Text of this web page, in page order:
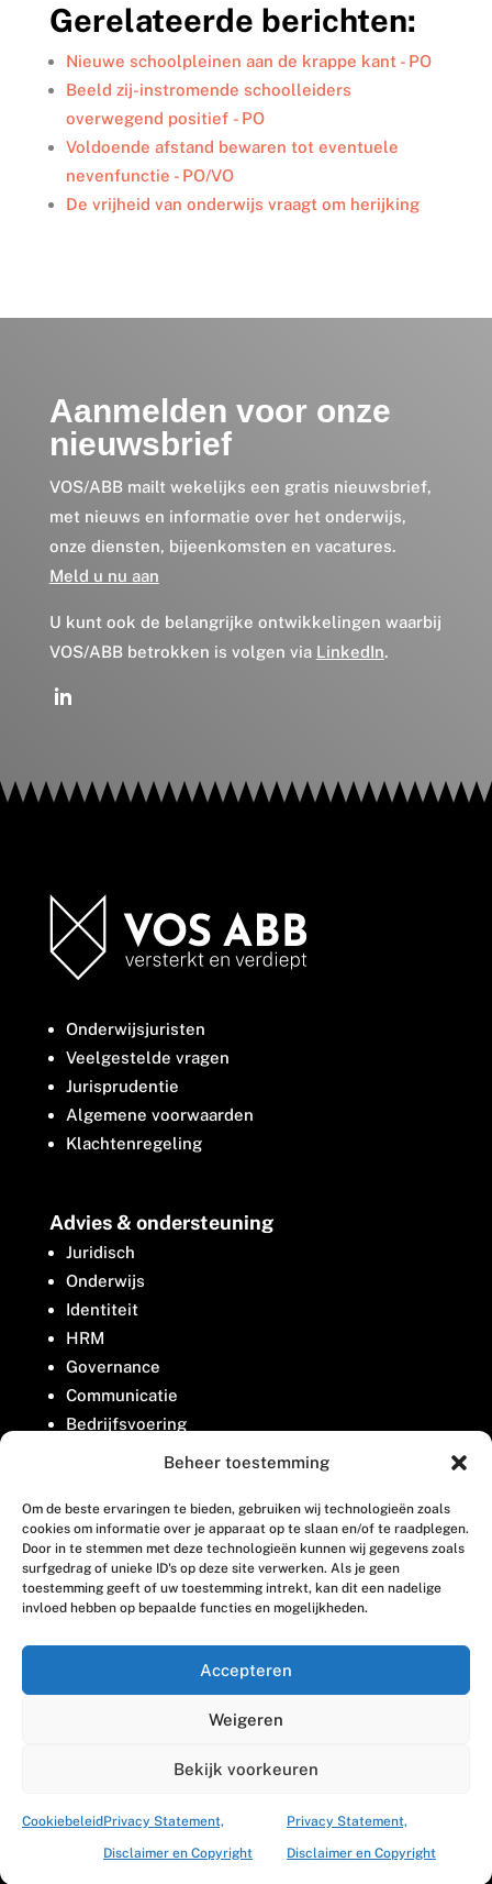
Beheer toestemming
Om de beste ervaringen te bieden, gebruiken wij technologieën zoals
cookies om informatie over je apparaat op te slaan en/of te raadplegen.
Door in te stemmen met deze technologieën kunnen wij gegevens zoals
surfgedrag of unieke ID's op deze site verwerken. Als je geen
toestemming geeft of uw toestemming intrekt, kan dit een nadelige
invloed hebben op bepaalde functies en mogelijkheden.
Accepteren
Weigeren
Bekijk voorkeuren
CookiebeleidPrivacy Statement,
Disclaimer en Copyright
Privacy Statement,
Disclaimer en Copyright
e
d
I
n
b
o
o
k
t
e
r
l
n
Gerelateerde berichten:
Nieuwe schoolpleinen aan de krappe kant - PO
Beeld zij-instromende schoolleiders
overwegend positief - PO
Voldoende afstand bewaren tot eventuele
nevenfunctie - PO/VO
De vrijheid van onderwijs vraagt om herijking
Aanmelden voor onze
nieuwsbrief
VOS/ABB mailt wekelijks een gratis nieuwsbrief,
met nieuws en informatie over het onderwijs,
onze diensten, bijeenkomsten en vacatures.
Meld u nu aan
U kunt ook de belangrijke ontwikkelingen waarbij
VOS/ABB betrokken is volgen via LinkedIn.
Onderwijsjuristen
Veelgestelde vragen
Jurisprudentie
Algemene voorwaarden
Klachtenregeling
Advies & ondersteuning
Juridisch
Onderwijs
Identiteit
HRM
Governance
Communicatie
Bedrijfsvoering
Belangenbehartiging
Contact
Houttuinlaan 8
3447 GM Woerden